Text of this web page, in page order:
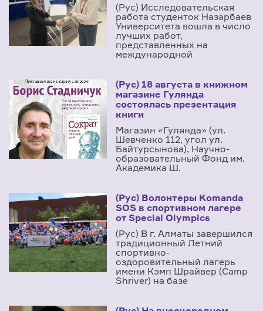
(Рус) Исследовательская
работа студенток Назарбаев
Университета вошла в число
лучших работ,
представленных на
международной
(Рус) 18 августа в книжном
магазине Гулянда
состоялась презентация
книги
Магазин «Гулянда» (ул.
Шевченко 112, угол ул.
Байтурсынова), Научно-
образовательный Фонд им.
Академика Ш.
(Рус) Волонтеры Komanda
SOS в спортивном лагере
от Special Olympics
(Рус) В г. Алматы завершился
традиционный Летний
спортивно-
оздоровительный лагерь
имени Кэмп Шрайвер (Camp
Shriver) на базе